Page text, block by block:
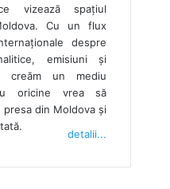
vizează spațiul
Cu un flux
despre
emisiuni și
creăm un mediu
oricine vrea să
din Moldova şi
detalii...